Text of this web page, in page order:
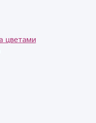
цветами